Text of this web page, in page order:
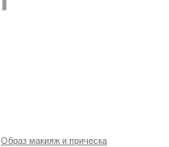
Образ макияж и прическа